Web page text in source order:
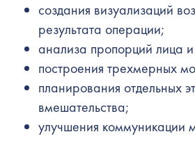
создания визуализаций
результата операции;
анализа пропорций лица
построения трехмерных
планирования отдельных
вмешательства;
улучшения коммуникации